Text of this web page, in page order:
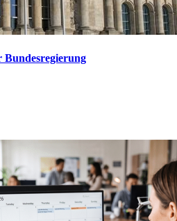
Bundesregierung